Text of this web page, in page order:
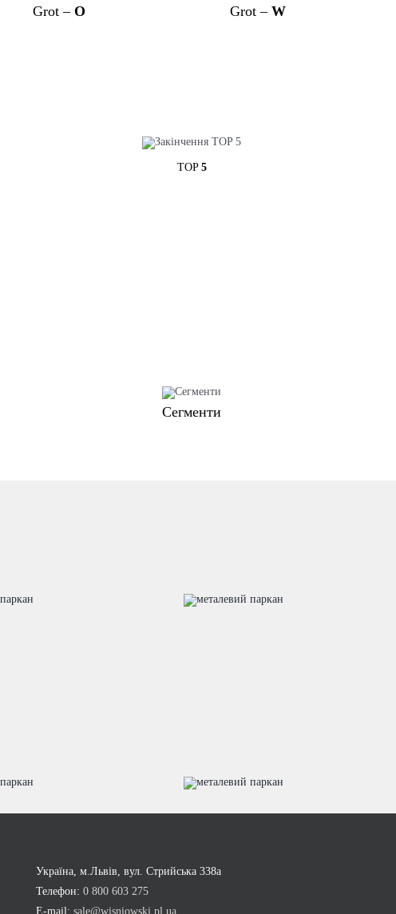
Grot – O Grot –W
TOP 5
Сегменти
Україна, м.Львів, вул. Стрийська 338а
Телефон:0 800 603 275
E-mail:sale@wisniowski.pl.ua